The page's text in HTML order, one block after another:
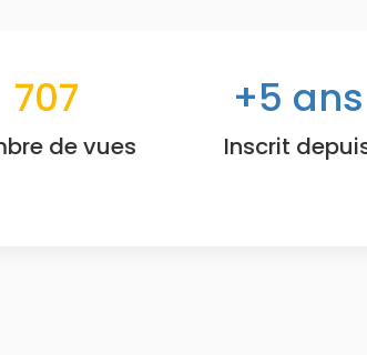
707
de vues
5 ans
Inscrit